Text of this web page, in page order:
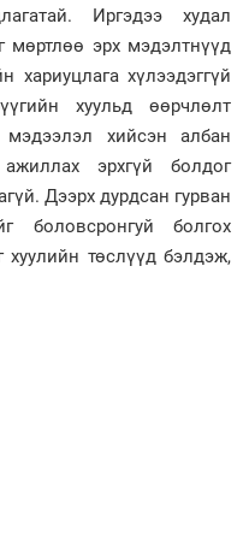
Иргэдээ худал
мөртлөө эрх мэдэлтнүүд
хариуцлага хүлээдэггүй
хуульд өөрчлөлт
хийсэн албан
эрхгүй болдог
Дээрх дурдсан гурван
боловсронгуй болгох
төслүүд бэлдэж,